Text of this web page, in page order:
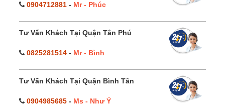
0904712881 - Mr - Phúc
Tư Vấn Khách Tại Quận Tân Phú
0825281514 - Mr - Bình
Tư Vấn Khách Tại Quận Bình Tân
0904985685 - Ms - Như Ý